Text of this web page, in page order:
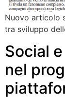
Nuovo articolo
tra sviluppo
Social
nel